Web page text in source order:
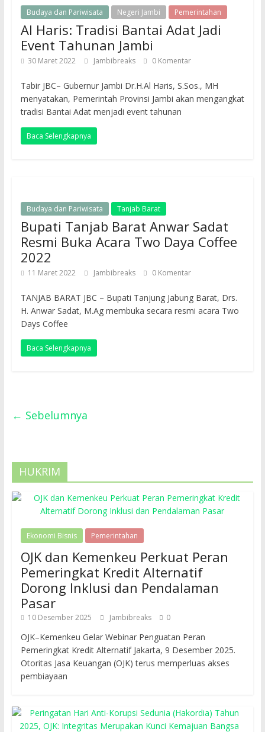
Budaya dan Pariwisata Negeri Jambi Pemerintahan
Al Haris: Tradisi Bantai Adat Jadi
Event Tahunan Jambi
30 Maret 2022 Jambibreaks 0 Komentar
Tabir JBC– Gubernur Jambi Dr.H.Al Haris, S.Sos., MH
menyatakan, Pemerintah Provinsi Jambi akan mengangkat
tradisi Bantai Adat menjadi event tahunan
Baca Selengkapnya
Budaya dan Pariwisata Tanjab Barat
Bupati Tanjab Barat Anwar Sadat
Resmi Buka Acara Two Daya Coffee
2022
11 Maret 2022 Jambibreaks 0 Komentar
TANJAB BARAT JBC – Bupati Tanjung Jabung Barat, Drs.
H. Anwar Sadat, M.Ag membuka secara resmi acara Two
Days Coffee
Baca Selengkapnya
← Sebelumnya
HUKRIM
Ekonomi Bisnis Pemerintahan
OJK dan Kemenkeu Perkuat Peran
Pemeringkat Kredit Alternatif
Dorong Inklusi dan Pendalaman
Pasar
10 Desember 2025 Jambibreaks 0
OJK–Kemenkeu Gelar Webinar Penguatan Peran
Pemeringkat Kredit Alternatif Jakarta, 9 Desember 2025.
Otoritas Jasa Keuangan (OJK) terus memperluas akses
pembiayaan